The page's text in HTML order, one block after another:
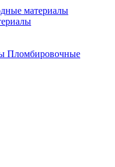
материалы
Пломбировочные